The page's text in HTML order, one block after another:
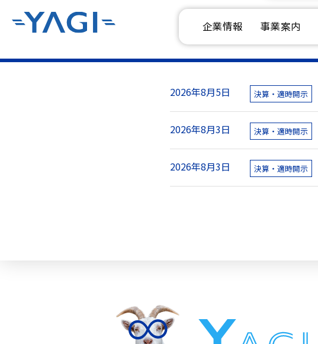
企業情報 事業案内
2026年8月5日 決算・適時開示
2026年8月3日 決算・適時開示
2026年8月3日 決算・適時開示